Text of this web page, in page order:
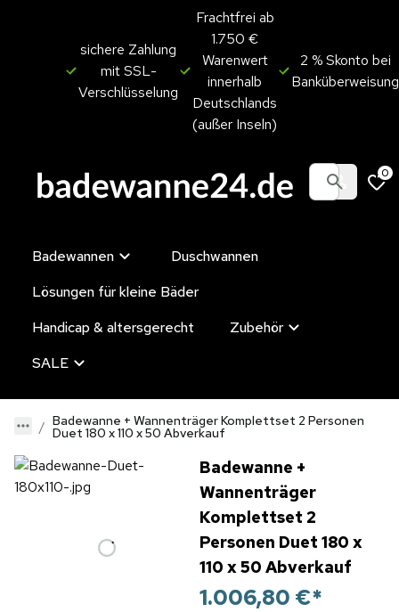
sichere Zahlung
mit SSL-
Verschlüsselung
Frachtfrei ab
1.750 €
Warenwert
innerhalb
Deutschlands
(außer Inseln)
2 % Skonto bei
Banküberweisung
0
Badewannen
Duschwannen
Lösungen für kleine Bäder
Handicap & altersgerecht
Zubehör
SALE
Badewanne + Wannenträger Komplettset 2 Personen
Duet 180 x 110 x 50 Abverkauf
Badewanne +
Wannenträger
Komplettset 2
Personen Duet 180 x
110 x 50 Abverkauf
1.006,80 €*